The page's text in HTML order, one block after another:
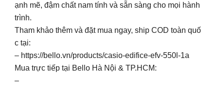
ạnh mẽ, đậm chất nam tính và sẵn sàng cho mọi hành
trình.
Tham khảo thêm và đặt mua ngay, ship COD toàn quố
c tại:
– https://bello.vn/products/casio-edifice-efv-550l-1a
Mua trực tiếp tại Bello Hà Nội & TP.HCM:
–